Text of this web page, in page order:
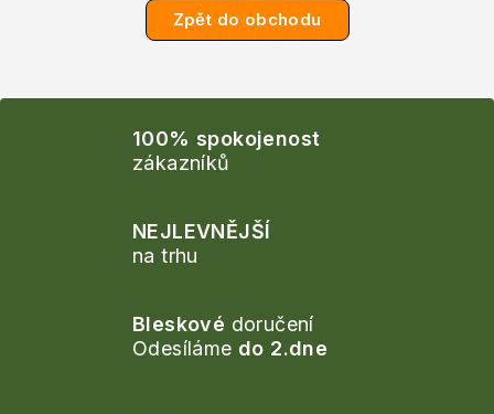
Zpět do obchodu
100% spokojenost
zákazníků
NEJLEVNĚJŠÍ
na trhu
Bleskové doručení
Odesíláme do 2.dne